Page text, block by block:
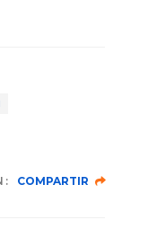
COMPARTIR